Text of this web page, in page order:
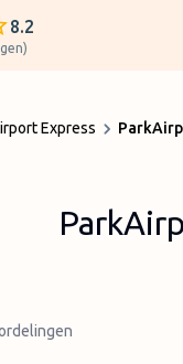
8.2
)
Express